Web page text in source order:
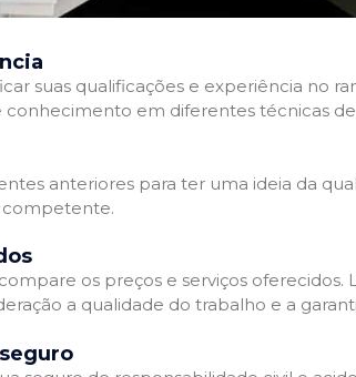
suas qualificações e experiência no
em diferentes técnicas
anteriores para ter uma ideia da
competente.
os preços e serviços
a qualidade do trabalho e a